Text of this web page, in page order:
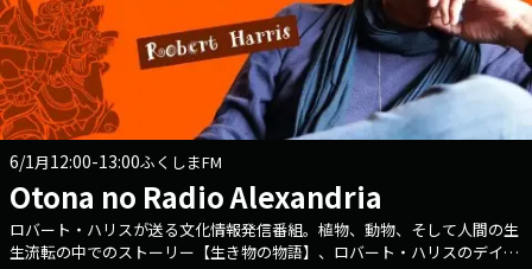
6/1月12:00-13:00ふくしまFM
Otona no Radio Alexandria
ロバート・ハリスが送る文化情報発信番組。植物、動物、そして人間の生
生流転の中でのストーリー【生き物の物語】、ロバート・ハリスのデイリ